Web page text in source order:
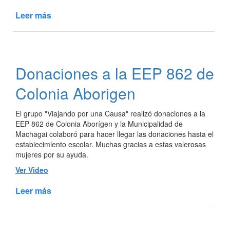
Leer más
Donaciones a la EEP 862 de
Colonia Aborigen
El grupo "Viajando por una Causa" realizó donaciones a la
EEP 862 de Colonia Aborígen y la Municipalidad de
Machagai colaboró para hacer llegar las donaciones hasta el
establecimiento escolar. Muchas gracias a estas valerosas
mujeres por su ayuda.
Ver Video
Leer más